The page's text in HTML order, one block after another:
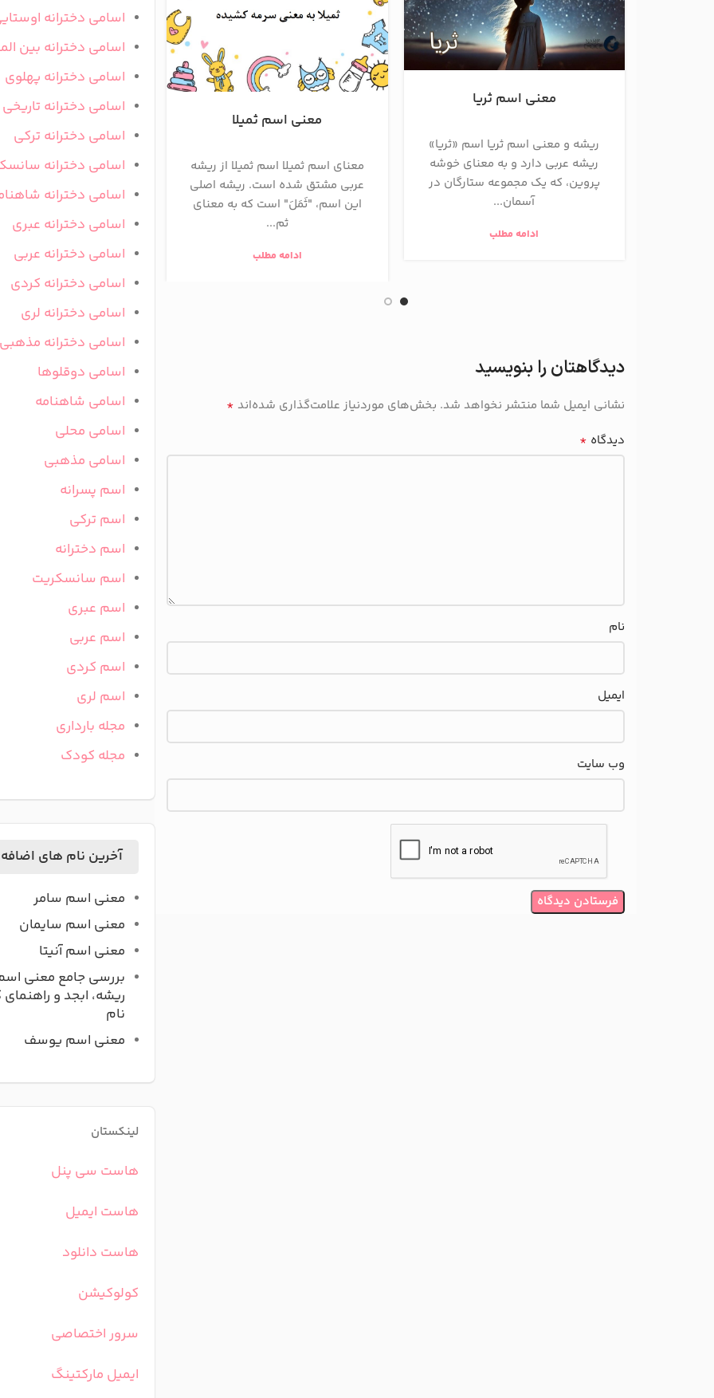
معنی اسم ثریا
ریشه و معنی اسم ثریا اسم «ثریا»
ریشه عربی دارد و به معنای خوشه
پروین، که یک مجموعه ستارگان در
آسمان...
ادامه مطلب
معنی اسم ثمیلا
معنای اسم ثمیلا اسم ثمیلا از ریشه
عربی مشتق شده است. ریشه اصلی
این اسم، "ثَمَلَ" است که به معنای
ثم...
ادامه مطلب
معنی اسم ثنایا
ثنایا نامی دخترانه با
است، به‌معنای
زیبایی لبخند یا
ادامه مطلب
دیدگاهتان را بنویسید
نشانی ایمیل شما منتشر نخواهد شد. بخش‌های موردنیاز علامت‌گذاری شده‌اند *
دیدگاه *
نام
ایمیل
وب‌ سایت
اسامی دخترانه
اسامی دخترانه بین
اسامی دخترانه پهلوی
اسامی دخترانه تاریخی
اسامی دخترانه ترکی
اسامی دخترانه
اسامی دخترانه
اسامی دخترانه عبری
اسامی دخترانه عربی
اسامی دخترانه کردی
اسامی دخترانه لری
اسامی دخترانه مذهبی
اسامی دوقلوها
اسامی شاهنامه
اسامی محلی
اسامی مذهبی
اسم پسرانه
اسم ترکی
اسم دخترانه
اسم سانسکریت
اسم عبری
اسم عربی
اسم کردی
اسم لری
مجله بارداری
مجله کودک
آخرین نام های
معنی اسم سامر
معنی اسم سایمان
معنی اسم آنیتا
بررسی جامع معنی
ریشه، ابجد و
نام
معنی اسم یوسف
لینکستان
هاست سی پنل
هاست ایمیل
هاست دانلود
کولوکیشن
سرور اختصاصی
ایمیل مارکتینگ